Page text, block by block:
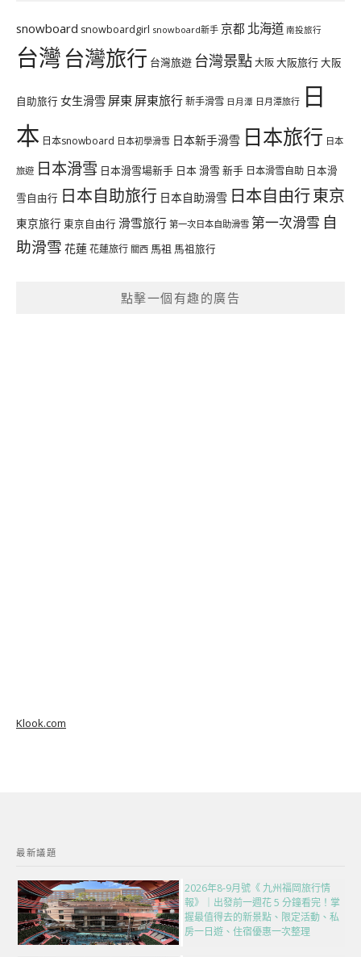
snowboard snowboardgirl snowboard新手 京都 北海道 南投旅行
台灣台灣旅行 台灣旅遊 台灣景點大阪大阪旅行大阪
自助旅行 女生滑雪 屏東 屏東旅行新手滑雪 日月潭 日月潭旅行 日
本 日本snowboard 日本初學滑雪 日本新手滑雪 日本旅行 日本
旅遊 日本滑雪 日本滑雪場新手 日本 滑雪 新手 日本滑雪自助 日本滑
雪自由行 日本自助旅行 日本自助滑雪 日本自由行東京
東京旅行 東京自由行 滑雪旅行 第一次日本自助滑雪 第一次滑雪 自
助滑雪 花蓮花蓮旅行 關西 馬祖 馬祖旅行
點擊一個有趣的廣告
Klook.com
最新議題
2026年8-9月號《 九州福岡旅行情
報》｜出發前一週花 5 分鐘看完！掌
握最值得去的新景點、限定活動、私
房一日遊、住宿優惠一次整理